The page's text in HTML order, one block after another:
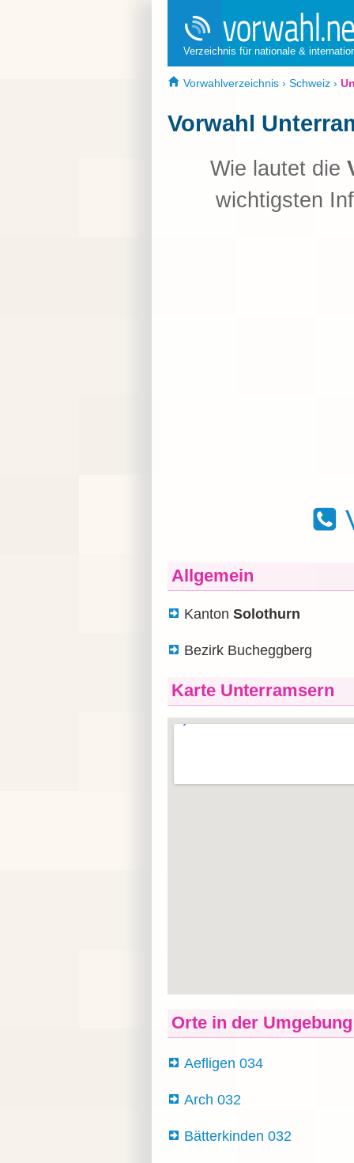
Verzeichnis für nationale &
Vorwahlverzeichnis › Schweiz ›
Vorwahl
Wie lautet die
wichtigsten
Allgemein
Kanton Solothurn
Bezirk Bucheggberg
Karte Unterramsern
Orte in der Umgebung
Aefligen 034
Arch 032
Bätterkinden 032